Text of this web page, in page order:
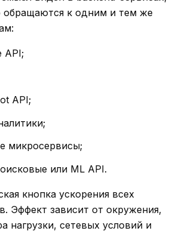
обращаются к одним и тем же
API;
API;
микросервисы;
или ML API.
кнопка ускорения всех
Эффект зависит от окружения,
нагрузки, сетевых условий и